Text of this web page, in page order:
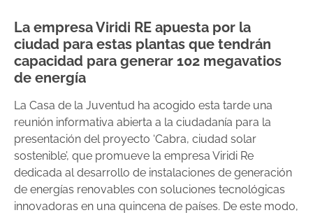
La empresa Viridi RE apuesta por la
ciudad para estas plantas que tendrán
capacidad para generar 102 megavatios
de energía
La Casa de la Juventud ha acogido esta tarde una
reunión informativa abierta a la ciudadanía para la
presentación del proyecto ‘Cabra, ciudad solar
sostenible’, que promueve la empresa Viridi Re
dedicada al desarrollo de instalaciones de generación
de energías renovables con soluciones tecnológicas
innovadoras en una quincena de países. De este modo,